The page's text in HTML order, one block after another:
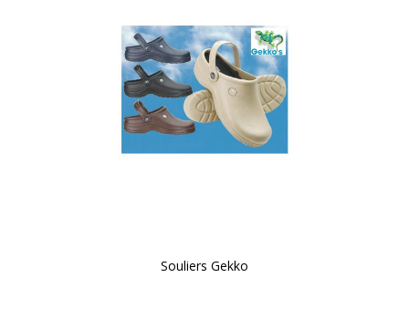
Souliers Gekko